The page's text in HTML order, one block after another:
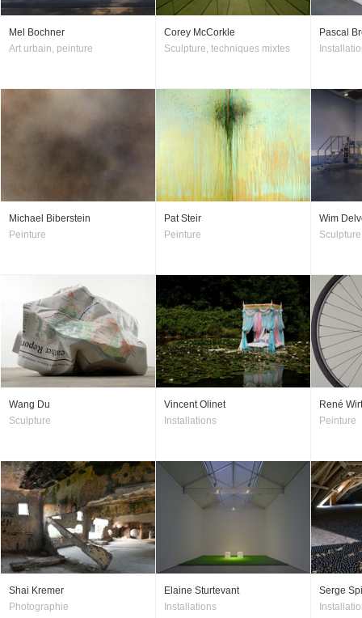
Mel Bochner
Art urbain, peinture
Corey McCorkle
Sculpture, techniques mixtes
Pascal
Michael Biberstein
Peinture
Pat Steir
Peinture
Wim
Wang Du
Sculpture
Vincent Olinet
Installations
René
Peinture
Shai Kremer
Photographie
Elaine Sturtevant
Installations
Serge